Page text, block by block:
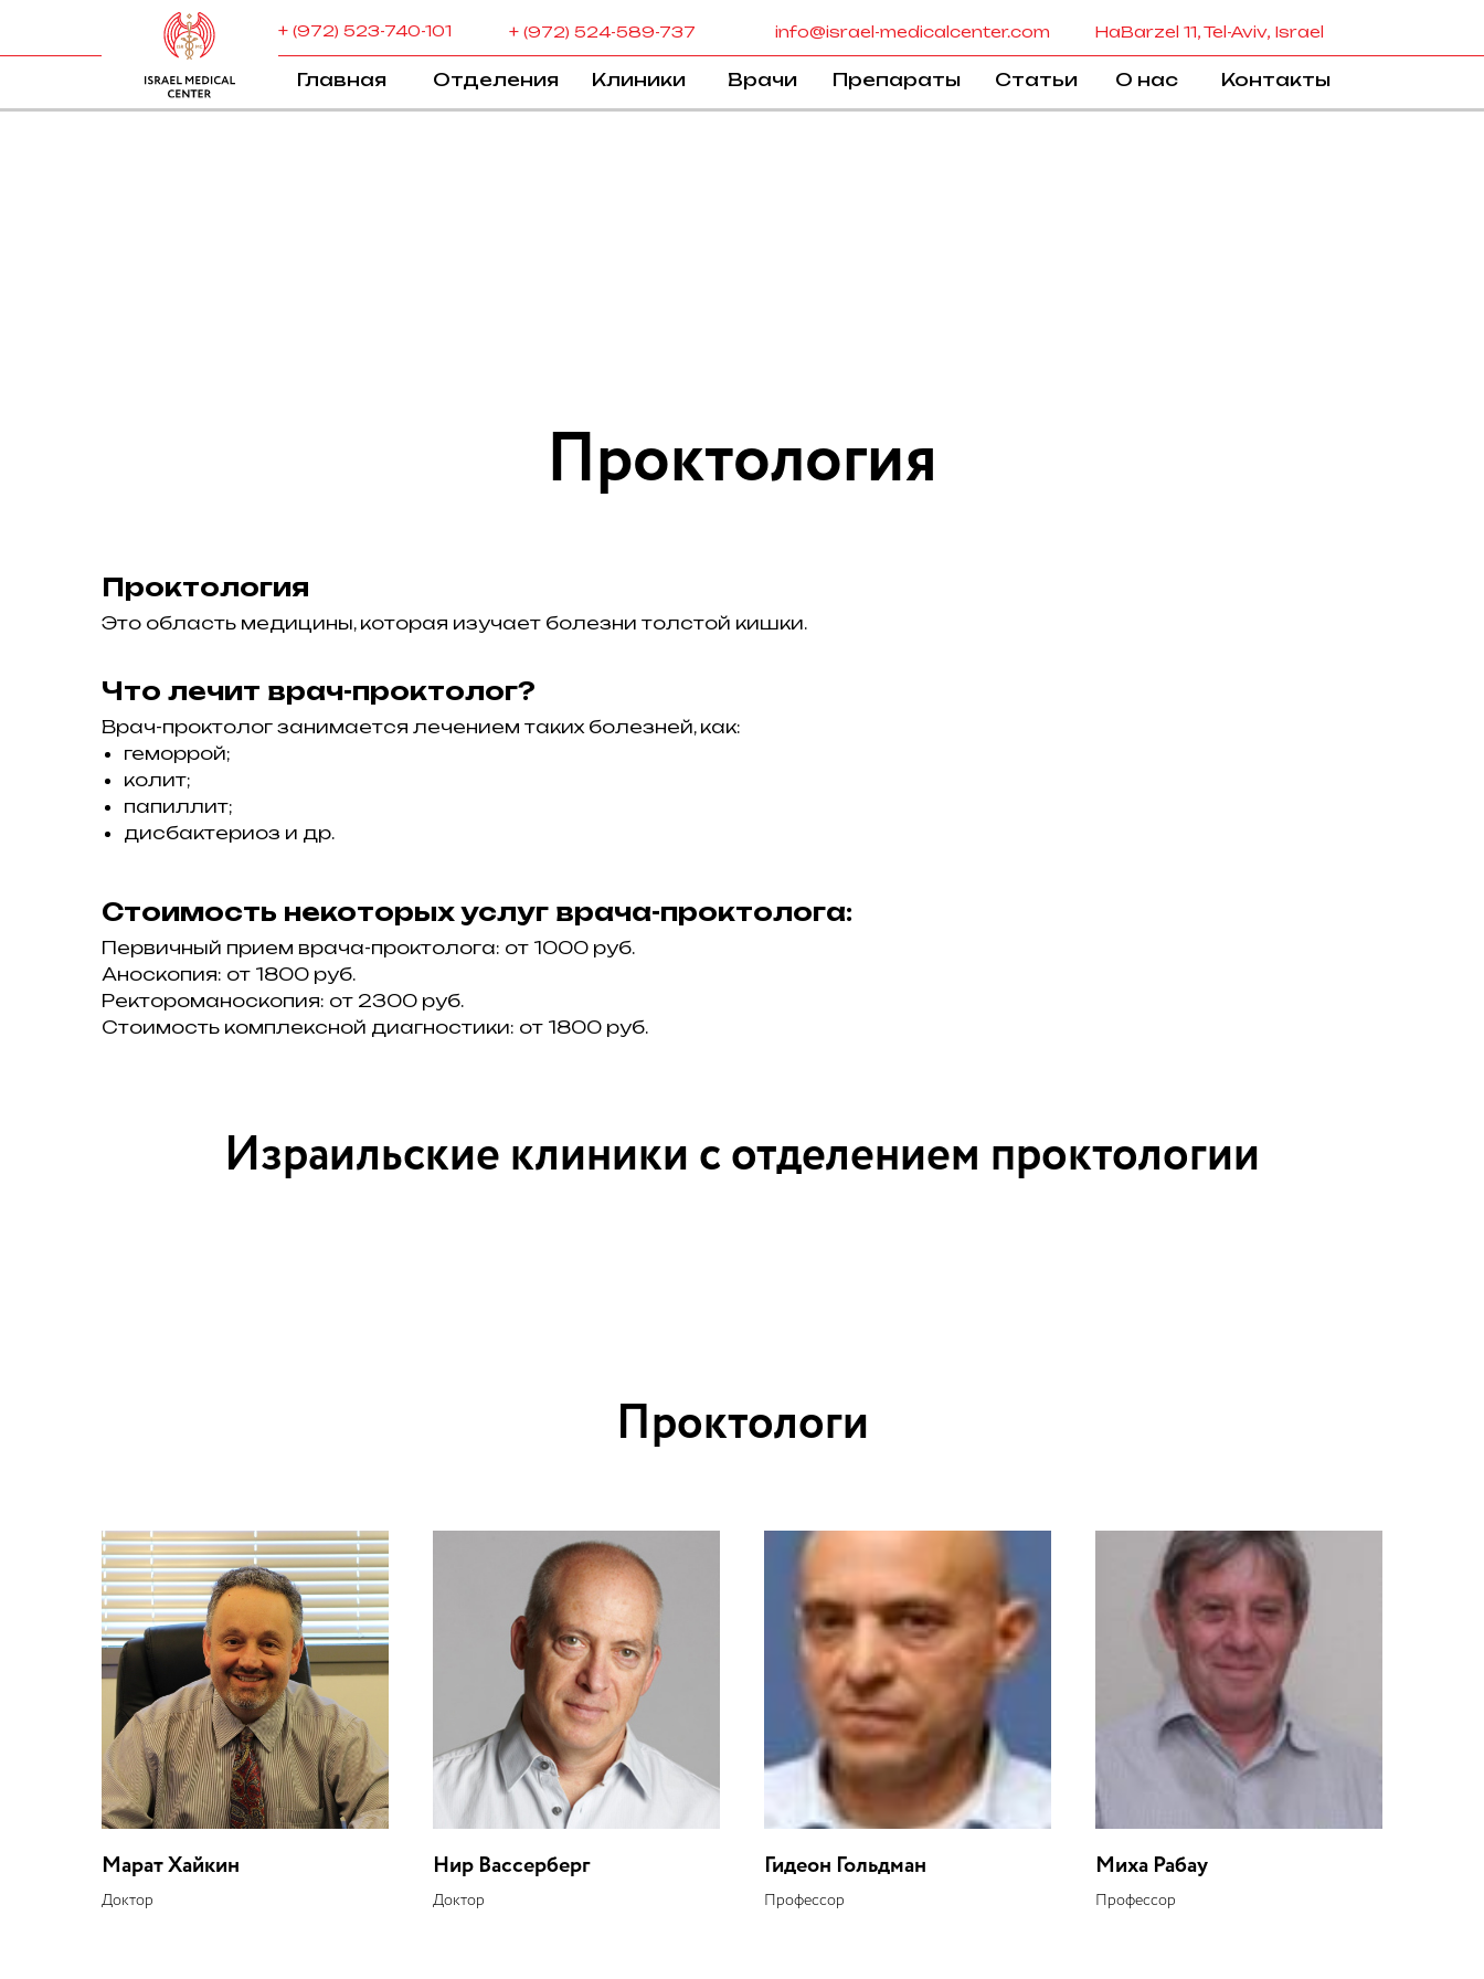
Главная Отделения Клиники О нас Контакты
HaBarzel 11, Tel-Aviv, Israel
info@israel-medicalcenter.com
+ (972) 523-740-101 + (972) 524-589-737
Врачи Препараты Статьи
Проктология
Проктология
Это область медицины, которая изучает болезни толстой кишки.
Что лечит врач-проктолог?
Врач-проктолог занимается лечением таких болезней, как:
геморрой;
колит;
папиллит;
дисбактериоз и др.
Стоимость некоторых услуг врача-проктолога:
Первичный прием врача-проктолога: от 1000 руб.
Аноскопия: от 1800 руб.
Ректороманоскопия: от 2300 руб.
Стоимость комплексной диагностики: от 1800 руб.
Израильские клиники с отделением проктологии
Проктологи
Марат Хайкин
Доктор
Нир Вассерберг
Доктор
Гидеон Гольдман
Профессор
Миха Рабау
Профессор